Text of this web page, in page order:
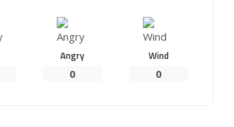
Angry
0
Wind
0